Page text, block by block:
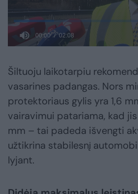
Šiltuoju laikotarpiu
vasarines padangas. Nors
protektoriaus gylis yra 1,6
vairavimui patariama, kad
mm – tai padeda išvengti
užtikrina stabilesnį
lyjant.